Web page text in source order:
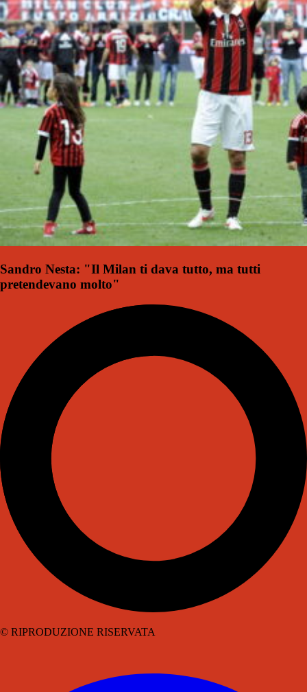
Sandro Nesta: "Il Milan ti dava tutto, ma tutti
pretendevano molto"
© RIPRODUZIONE RISERVATA